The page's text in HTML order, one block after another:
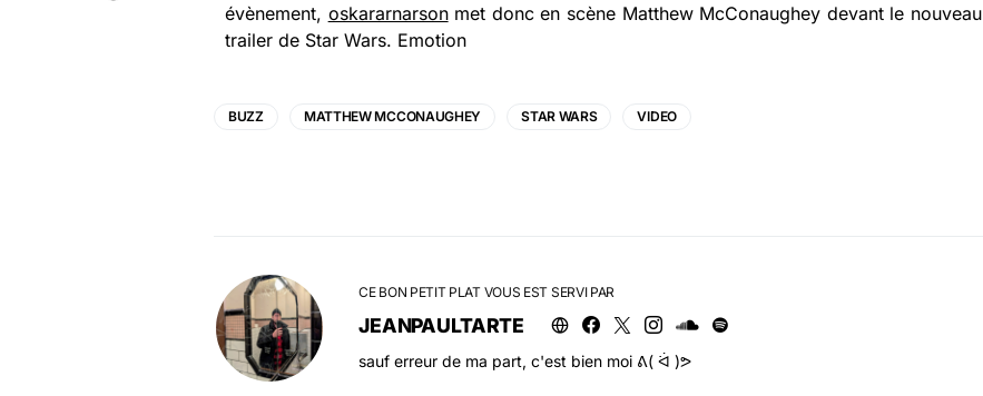
évènement, oskararnarsonmet donc en scène Matthew McConaughey devant le nouveau
trailer de Star Wars. Emotion
BUZZ MATTHEW MCCONAUGHEY STAR WARS VIDEO
CE BON PETIT PLAT VOUS EST SERVI PAR
JEANPAULTARTE
sauf erreur de ma part, c'est bien moi ᕕ( ᐛ )ᕗ